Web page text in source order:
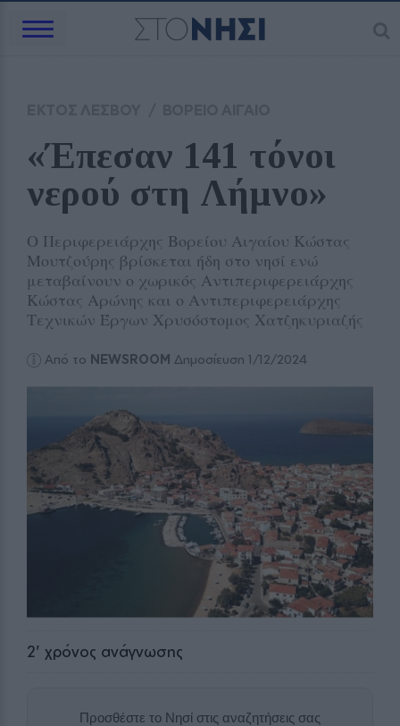
«Έπεσαν 141 τόνοι
νερού στη Λήμνο»
Ο Περιφερειάρχης Βορείου Αιγαίου Κώστας
Μουτζούρης βρίσκεται ήδη στο νησί ενώ
μεταβαίνουν ο χωρικός Αντιπεριφερειάρχης
Κώστας Αρώνης και ο Αντιπεριφερειάρχης
Τεχνικών Έργων Χρυσόστομος Χατζηκυριαζής
Από το NEWSROOM Δημοσίευση 1/12/2024
2' χρόνος ανάγνωσης
Προσθέστε το Νησί στις αναζητήσεις σας